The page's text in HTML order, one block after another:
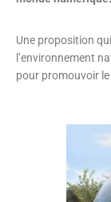
Une proposition
l’environnement
pour promouvoir